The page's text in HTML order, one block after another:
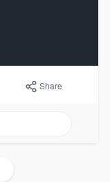
Share